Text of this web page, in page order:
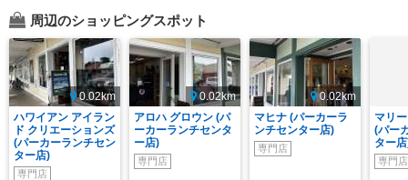
周辺のショッピングスポット
0.02km
ハワイアン アイラン
ド クリエーションズ
(パーカーランチセン
ター店)
専門店
0.02km
アロハ グロウン (パ
ーカーランチセンタ
ー店)
専門店
0.02km
マヒナ (パーカーラ
ンチセンター店)
専門店
マリ
(パー
ター
専門店